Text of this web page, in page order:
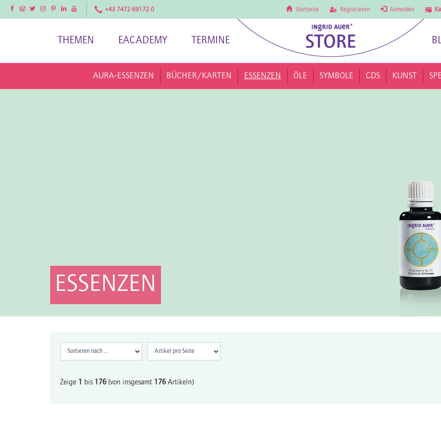
FacebookFacebookTwitterInstagramPinterestLinkedInYouTube +43 7472 69172 0 Startseite Registrieren Anmelden
THEMEN EACADEMY TERMINE
AURA-ESSENZEN BÜCHER/KARTEN ESSENZEN ÖLE SYMBOLE CDS KUNST
ESSENZEN
Zeige 1 bis 176 (von insgesamt 176 Artikeln)